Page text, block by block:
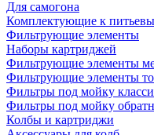
Для самогона
Комплектующие к
Фильтрующие элементы
Наборы картриджей
Фильтрующие элементы
Фильтрующие элементы
Фильтры под мойку
Фильтры под мойку
Колбы и картриджи